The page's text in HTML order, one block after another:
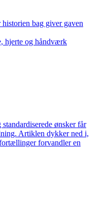
bag giver gaven
hjerte og håndværk
ønsker får
Artiklen dykker ned i,
forvandler en